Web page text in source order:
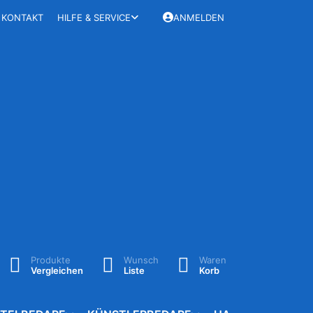
KONTAKT HILFE & SERVICE ANMELDEN
Produkte
Vergleichen
Wunsch
Liste
Waren
Korb